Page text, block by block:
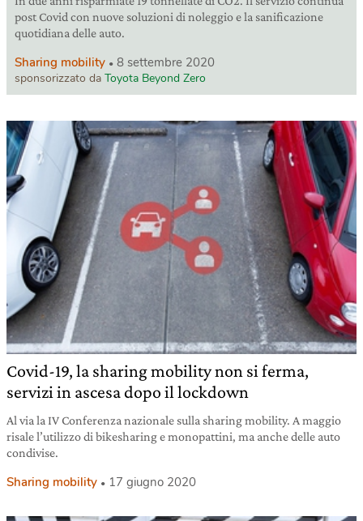
post Covid con nuove soluzioni di noleggio e la sanificazione
quotidiana delle auto.
Sharing mobility 8 settembre 2020
sponsorizzato da Toyota Beyond Zero
Covid-19, la sharing mobility non si ferma,
servizi in ascesa dopo il lockdown
Al via la IV Conferenza nazionale sulla sharing mobility. A maggio
risale l’utilizzo di bikesharing e monopattini, ma anche delle auto
condivise.
Sharing mobility 17 giugno 2020